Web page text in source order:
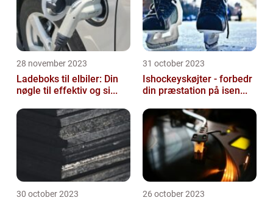
28 november 2023
Ladeboks til elbiler: Din
nøgle til effektiv og si...
31 october 2023
Ishockeyskøjter - forbedr
din præstation på isen...
30 october 2023 26 october 2023